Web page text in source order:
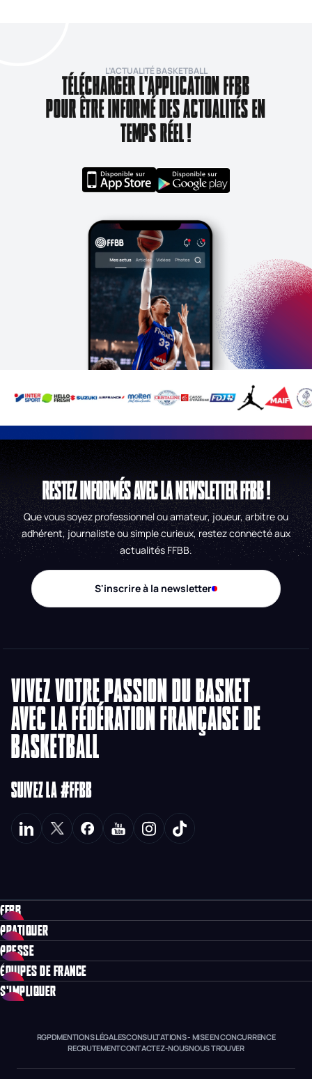
L’ACTUALITÉ BASKETBALL
TÉLÉCHARGER L'APPLICATION FFBB
POUR ÊTRE INFORMÉ DES ACTUALITÉS EN
TEMPS RÉEL !
RESTEZ INFORMÉS AVEC LA NEWSLETTER FFBB !
Que vous soyez professionnel ou amateur, joueur, arbitre ou
adhérent, journaliste ou simple curieux, restez connecté aux
actualités FFBB.
S'inscrire à la newsletter
VIVEZ VOTRE PASSION DU BASKET
AVEC LA FÉDÉRATION FRANÇAISE DE
BASKETBALL
SUIVEZ LA #FFBB
FFBB
PRATIQUER
PRESSE
ÉQUIPES DE FRANCE
S'IMPLIQUER
RGPDMENTIONS LÉGALESCONSULTATIONS - MISE EN CONCURRENCE
RECRUTEMENTCONTACTEZ-NOUSNOUS TROUVER